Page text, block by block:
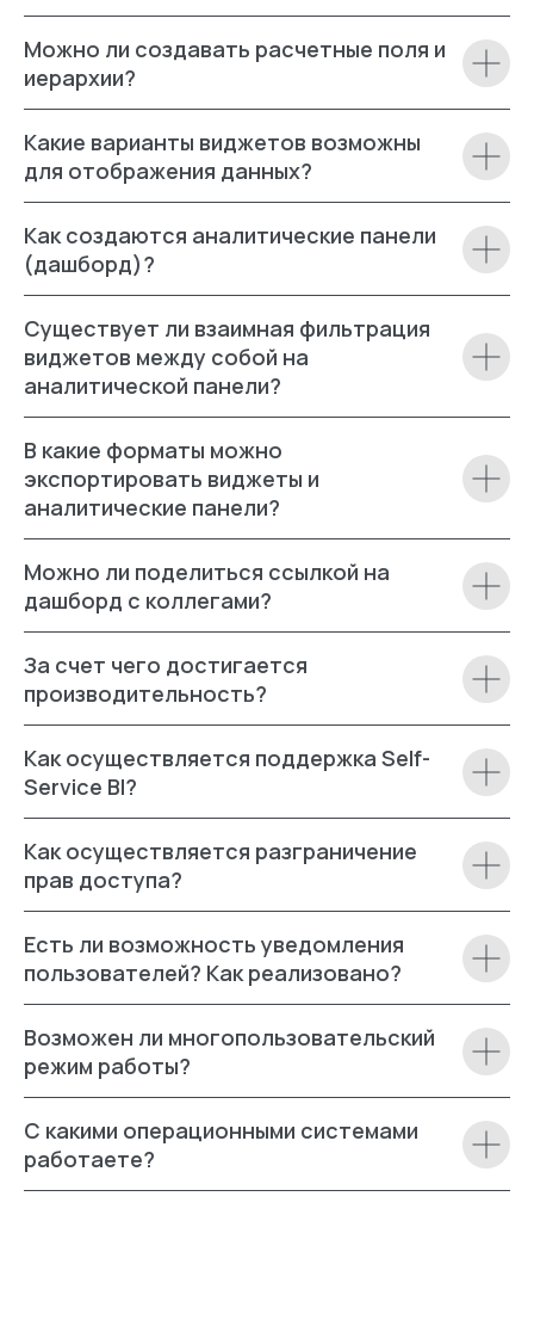
Можно ли создавать расчетные поля и
иерархии?
Какие варианты виджетов возможны
для отображения данных?
Как создаются аналитические панели
(дашборд)?
Существует ли взаимная фильтрация
виджетов между собой на
аналитической панели?
В какие форматы можно
экспортировать виджеты и
аналитические панели?
Можно ли поделиться ссылкой на
дашборд с коллегами?
За счет чего достигается
производительность?
Как осуществляется поддержка Self-
Service BI?
Как осуществляется разграничение
прав доступа?
Есть ли возможность уведомления
пользователей? Как реализовано?
Возможен ли многопользовательский
режим работы?
С какими операционными системами
работаете?